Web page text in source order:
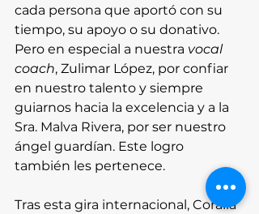
cada persona que aportó con su
tiempo, su apoyo o su donativo.
Pero en especial a nuestra vocal
coach, Zulimar López, por confiar
en nuestro talento y siempre
guiarnos hacia la excelencia y a la
Sra. Malva Rivera, por ser nuestro
ángel guardían. Este logro
también les pertenece.
Tras esta gira internacional, Coralia